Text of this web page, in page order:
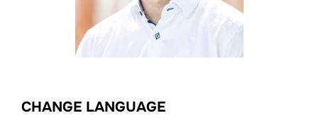
CHANGE LANGUAGE